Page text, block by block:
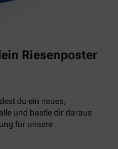
Riesenposter
du ein neues,
und bastle dir daraus
für unsere